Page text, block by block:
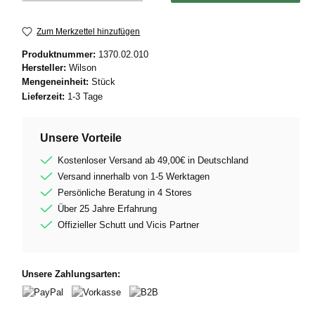
Zum Merkzettel hinzufügen
Produktnummer: 1370.02.010
Hersteller: Wilson
Mengeneinheit: Stück
Lieferzeit: 1-3 Tage
Unsere Vorteile
Kostenloser Versand ab 49,00€ in Deutschland
Versand innerhalb von 1-5 Werktagen
Persönliche Beratung in 4 Stores
Über 25 Jahre Erfahrung
Offizieller Schutt und Vicis Partner
Unsere Zahlungsarten: